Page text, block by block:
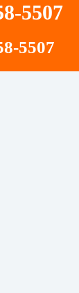
5507
5507